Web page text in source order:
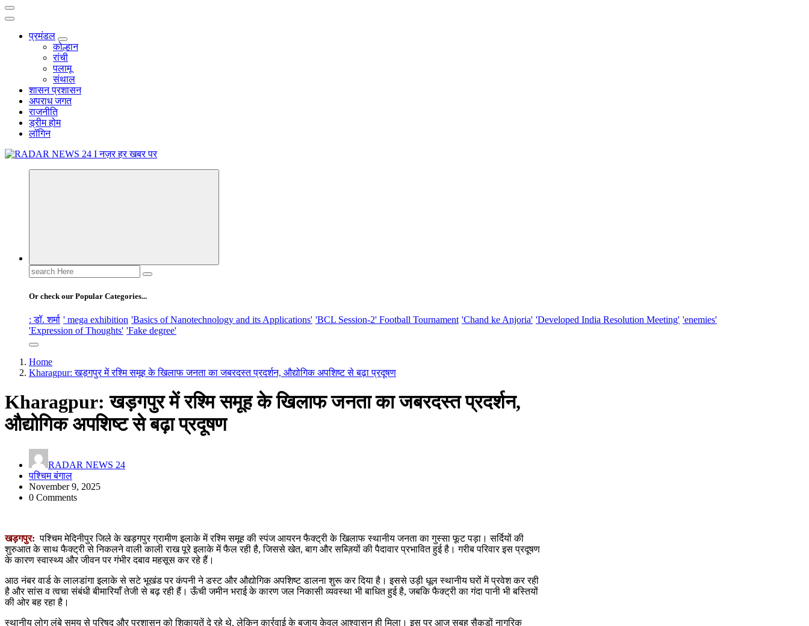
प्रमंडल
कोल्हान
रांची
पलामू
संथाल
शासन प्रशासन
अपराध जगत
राजनीति
ड्रीम होम
लॉगिन
Search
for:
Or check our Popular Categories...
: डॉ. शर्मा ' mega exhibition 'Basics of Nanotechnology and its Applications' 'BCL Session-2' Football Tournament 'Chand ke Anjoria' 'Developed India Resolution Meeting' 'enemies'
'Expression of Thoughts' 'Fake degree'
Home
Kharagpur: खड़गपुर में रश्मि समूह के खिलाफ जनता का जबरदस्त प्रदर्शन, औद्योगिक अपशिष्ट से बढ़ा प्रदूषण
Kharagpur: खड़गपुर में रश्मि समूह के खिलाफ जनता का जबरदस्त प्रदर्शन,
औद्योगिक अपशिष्ट से बढ़ा प्रदूषण
RADAR NEWS 24
पश्चिम बंगाल
November 9, 2025
0 Comments
खड़गपुर: पश्चिम मेदिनीपुर जिले के खड़गपुर ग्रामीण इलाके में रश्मि समूह की स्पंज आयरन फैक्ट्री के खिलाफ स्थानीय जनता का गुस्सा फूट पड़ा। सर्दियों की
शुरुआत के साथ फैक्ट्री से निकलने वाली काली राख पूरे इलाके में फैल रही है, जिससे खेत, बाग और सब्ज़ियों की पैदावार प्रभावित हुई है। गरीब परिवार इस प्रदूषण
के कारण स्वास्थ्य और जीवन पर गंभीर दबाव महसूस कर रहे हैं।
आठ नंबर वार्ड के लालडांगा इलाके से सटे भूखंड पर कंपनी ने डस्ट और औद्योगिक अपशिष्ट डालना शुरू कर दिया है। इससे उड़ी धूल स्थानीय घरों में प्रवेश कर रही
है और सांस व त्वचा संबंधी बीमारियाँ तेजी से बढ़ रही हैं। ऊँची जमीन भराई के कारण जल निकासी व्यवस्था भी बाधित हुई है, जबकि फैक्ट्री का गंदा पानी भी बस्तियों
की ओर बह रहा है।
स्थानीय लोग लंबे समय से परिषद और प्रशासन को शिकायतें दे रहे थे, लेकिन कार्रवाई के बजाय केवल आश्वासन ही मिला। इस पर आज सुबह सैकड़ों नागरिक